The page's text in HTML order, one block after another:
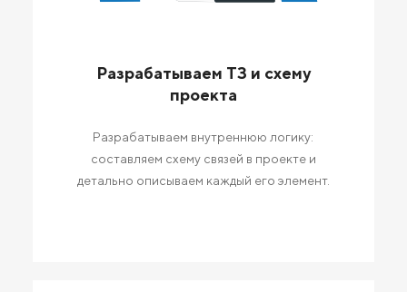
Разрабатываем ТЗ и схему
проекта
Разрабатываем внутреннюю логику:
составляем схему связей в проекте и
детально описываем каждый его элемент.